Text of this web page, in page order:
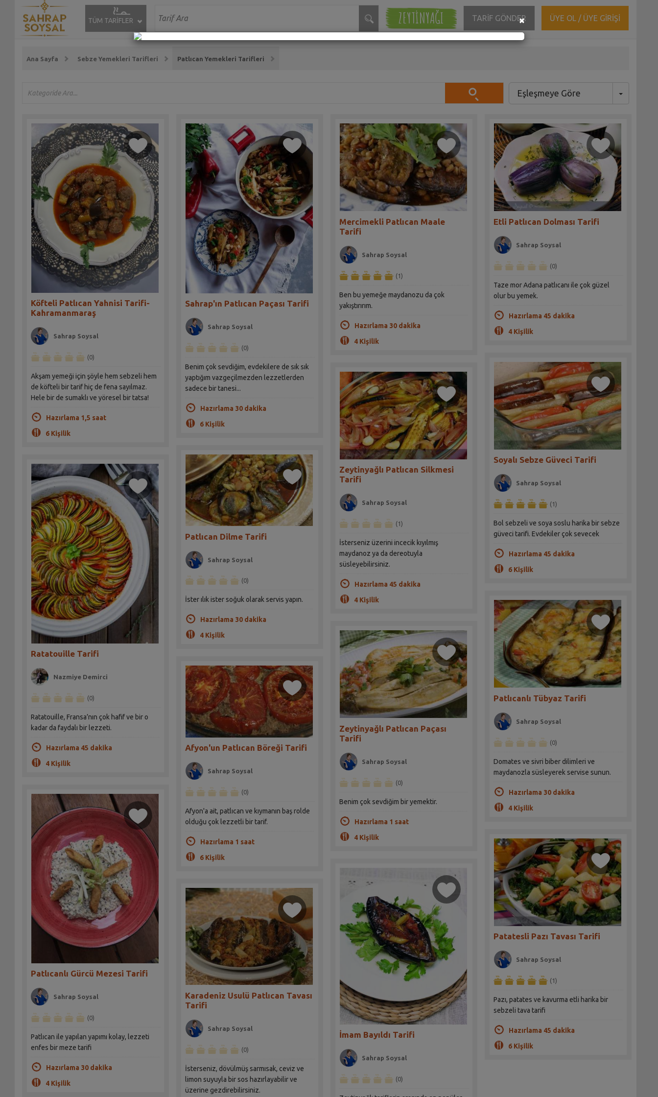
TÜM TARİFLER ZEYTİNYAĞI TARİF GÖNDER ÜYE OL / ÜYE GİRİŞİ
Ana Sayfa Sebze Yemekleri Tarifleri Patlıcan Yemekleri Tarifleri
Eşleşmeye Göre Toggle
Köfteli Patlıcan Yahnisi Tarifi-
Kahramanmaraş
Sahrap Soysal
(0)
Akşam yemeği için şöyle hem sebzeli hem
de köfteli bir tarif hiç de fena sayılmaz.
Hele bir de sumaklı ve yöresel bir tatsa!
Hazırlama 1,5 saat
6 Kişilik
Ratatouille Tarifi
Nazmiye Demirci
(0)
Ratatouille, Fransa’nın çok hafif ve bir o
kadar da faydalı bir lezzeti.
Hazırlama 45 dakika
4 Kişilik
Patlıcanlı Gürcü Mezesi Tarifi
Sahrap Soysal
(0)
Patlıcan ile yapılan yapımı kolay, lezzeti
enfes bir meze tarifi
Hazırlama 30 dakika
4 Kişilik
Sahrap'ın Patlıcan Paçası Tarifi
Sahrap Soysal
(0)
Benim çok sevdiğim, evdekilere de sık sık
yaptığım vazgeçilmezden lezzetlerden
sadece bir tanesi...
Hazırlama 30 dakika
6 Kişilik
Patlıcan Dilme Tarifi
Sahrap Soysal
(0)
İster ılık ister soğuk olarak servis yapın.
Hazırlama 30 dakika
4 Kişilik
Afyon'un Patlıcan Böreği Tarifi
Sahrap Soysal
(0)
Afyon'a ait, patlıcan ve kıymanın baş rolde
olduğu çok lezzetli bir tarif.
Hazırlama 1 saat
6 Kişilik
Karadeniz Usulü Patlıcan Tavası
Tarifi
Sahrap Soysal
(0)
İsterseniz, dövülmüş sarmısak, ceviz ve
limon suyuyla bir sos hazırlayabilir ve
üzerine gezdirebilirsiniz.
Mercimekli Patlıcan Maale
Tarifi
Sahrap Soysal
(1)
Ben bu yemeğe maydanozu da çok
yakıştırırım.
Hazırlama 30 dakika
4 Kişilik
Zeytinyağlı Patlıcan Silkmesi
Tarifi
Sahrap Soysal
(1)
İsterseniz üzerini incecik kıyılmış
maydanoz ya da dereotuyla
süsleyebilirsiniz.
Hazırlama 45 dakika
4 Kişilik
Zeytinyağlı Patlıcan Paçası
Tarifi
Sahrap Soysal
(0)
Benim çok sevdiğim bir yemektir.
Hazırlama 1 saat
4 Kişilik
İmam Bayıldı Tarifi
Sahrap Soysal
(0)
Etli Patlıcan Dolması Tarifi
Sahrap Soysal
(0)
Taze mor Adana patlıcanı ile çok güzel
olur bu yemek.
Hazırlama 45 dakika
4 Kişilik
Soyalı Sebze Güveci Tarifi
Sahrap Soysal
(1)
Bol sebzeli ve soya soslu harika bir sebze
güveci tarifi. Evdekiler çok sevecek
Hazırlama 45 dakika
6 Kişilik
Patlıcanlı Tübyaz Tarifi
Sahrap Soysal
(0)
Domates ve sivri biber dilimleri ve
maydanozla süsleyerek servise sunun.
Hazırlama 30 dakika
4 Kişilik
Patatesli Pazı Tavası Tarifi
Sahrap Soysal
(1)
Pazı, patates ve kavurma etli harika bir
sebzeli tava tarifi
Hazırlama 45 dakika
6 Kişilik
×Close